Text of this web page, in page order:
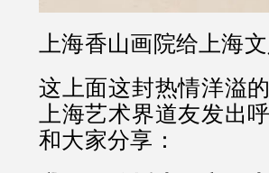
上海香山画院给上海
这上面这封热情洋溢
上海艺术界道友发出
和大家分享：